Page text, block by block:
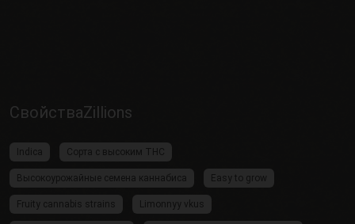
СвойстваZillions
Indica Сорта с высоким THC
Высокоурожайные семена каннабиса Easy to grow
Fruity cannabis strains Limonnyy vkus